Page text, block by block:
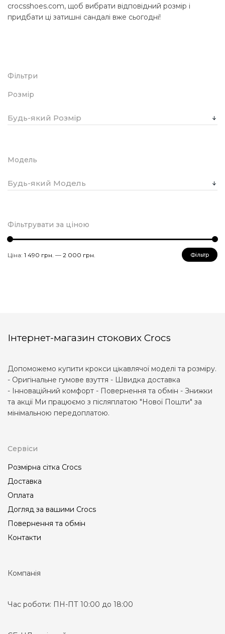
crocsshoes.com, щоб вибрати відповідний розмір і
придбати ці затишні сандалі вже сьогодні!
Фільтри
Розмір
Будь-який Розмір
Модель
Будь-який Модель
Фільтрувати за ціною
Мінімальна
Найбільша
Фільтр
Ціна: 1 490 грн. — 2 000 грн.
Інтернет-магазин стокових Crocs
Допоможемо купити крокси цікавлячої моделі та розміру.
- Оригінальне гумове взуття - Швидка доставка
- Інноваційний комфорт - Повернення та обмін - Знижки
та акції Ми працюємо з післяплатою "Нової Пошти" за
мінімальною передоплатою.
Сервіси
Розмірна сітка Crocs
Доставка
Оплата
Догляд за вашими Crocs
Повернення та обмін
Контакти
Компанія
Час роботи: ПН-ПТ 10:00 до 18:00